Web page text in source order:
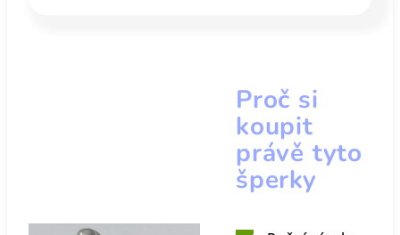
Proč si
koupit
právě tyto
šperky